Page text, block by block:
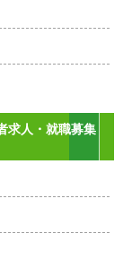
求人・就職募集